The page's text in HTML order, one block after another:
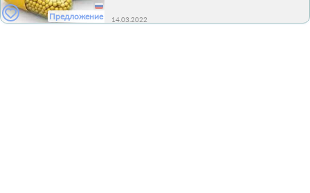
Предложение 14.03.2022